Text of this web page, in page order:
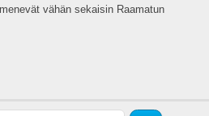
vähän sekaisin Raamatun